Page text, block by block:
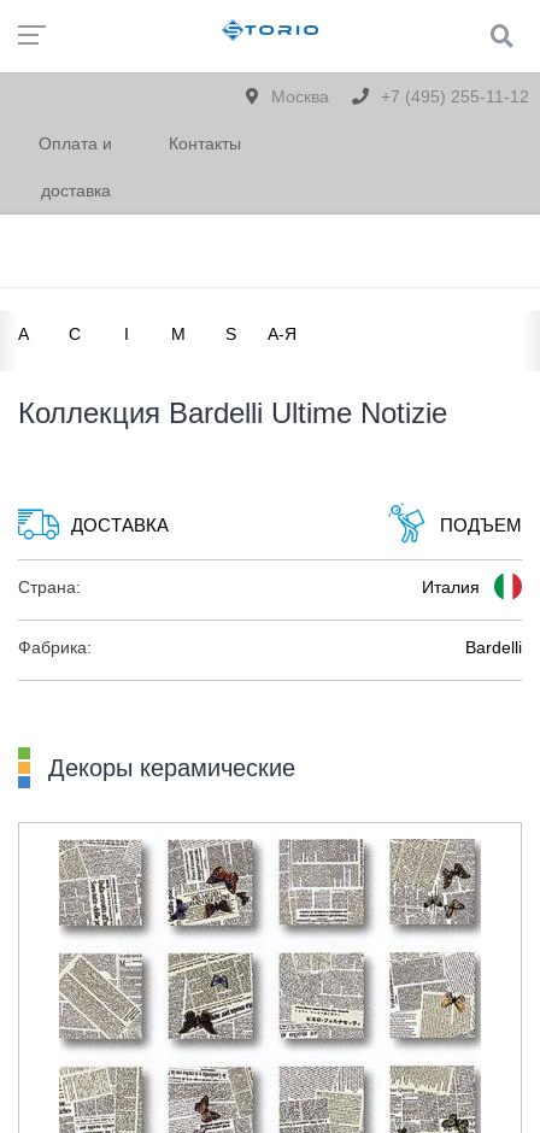
Москва +7 (495) 255-11-12
Оплата и
доставка
Контакты
A C I M S А-Я
Коллекция Bardelli Ultime Notizie
ДОСТАВКА ПОДЪЕМ
Страна: Италия
Фабрика: Bardelli
Декоры керамические